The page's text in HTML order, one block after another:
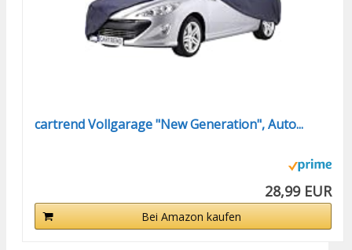
cartrend Vollgarage "New Generation", Auto...
28,99 EUR
Bei Amazon kaufen